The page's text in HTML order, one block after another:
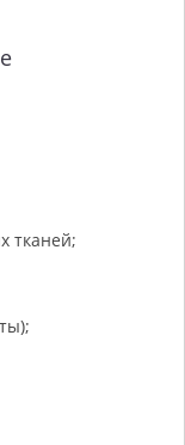
тканей;